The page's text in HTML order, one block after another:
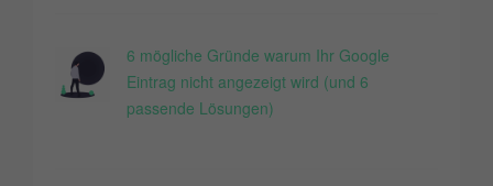
6 mögliche Gründe warum Ihr Google
Eintrag nicht angezeigt wird (und 6
passende Lösungen)